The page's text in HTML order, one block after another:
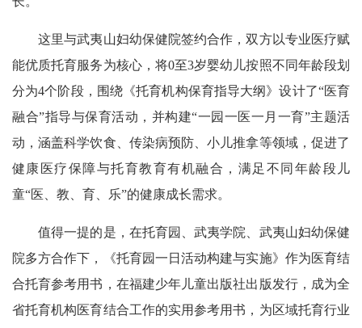
这里与武夷山妇幼保健院签约合作，双方以专业医疗赋
能优质托育服务为核心，将0至3岁婴幼儿按照不同年龄段划
分为4个阶段，围绕《托育机构保育指导大纲》设计了“医育
融合”指导与保育活动，并构建“一园一医一月一育”主题活
动，涵盖科学饮食、传染病预防、小儿推拿等领域，促进了
健康医疗保障与托育教育有机融合，满足不同年龄段儿
童“医、教、育、乐”的健康成长需求。
值得一提的是，在托育园、武夷学院、武夷山妇幼保健
院多方合作下，《托育园一日活动构建与实施》作为医育结
合托育参考用书，在福建少年儿童出版社出版发行，成为全
省托育机构医育结合工作的实用参考用书，为区域托育行业